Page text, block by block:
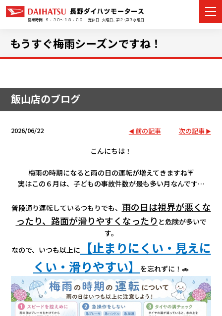
店舗情報
イベント・キャンペーン
ご購入者サポート
アフターサポート
会社情報
リコ
もうすぐ梅雨シーズンですね！
飯山店のブログ
2026/06/22 前の記事 次の記事
こんにちは！
梅雨の時期になると雨の日の運転が増えてきますね☔
実はこの６月は、子どもの事故件数が最も多い月なんです…
普段通り運転しているつもりでも、 雨の日は視界が悪くな
ったり、路面が滑りやすくなったり と危険が多いで
す。
なので、いつも以上に
【止まりにくい・見えに
くい・滑りやすい】
を忘れずに！🚗